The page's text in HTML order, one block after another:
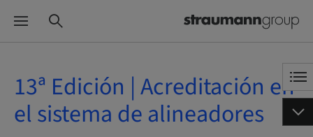
13ª Edición | Acreditación en
el sistema de alineadores